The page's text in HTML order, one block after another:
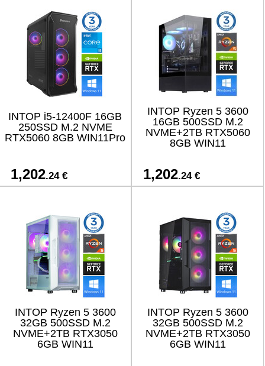
INTOP i5-12400F 16GB
250SSD M.2 NVME
RTX5060 8GB WIN11Pro
1,202.24 €
INTOP Ryzen 5 3600
16GB 500SSD M.2
NVME+2TB RTX5060
8GB WIN11
1,202.24 €
INTOP Ryzen 5 3600
32GB 500SSD M.2
NVME+2TB RTX3050
6GB WIN11
INTOP Ryzen 5 3600
32GB 500SSD M.2
NVME+2TB RTX3050
6GB WIN11